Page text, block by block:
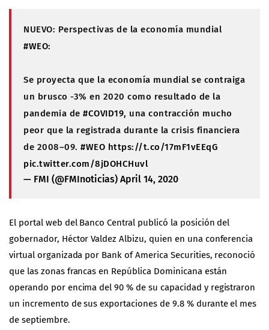
NUEVO: Perspectivas de la economía mundial
#WEO:
Se proyecta que la economía mundial se contraiga
un brusco -3% en 2020 como resultado de la
pandemia de #COVID19, una contracción mucho
peor que la registrada durante la crisis financiera
de 2008–09. #WEO https://t.co/17mF1vEEqG
pic.twitter.com/8jDOHCHuvl
— FMI (@FMInoticias)April 14, 2020
El portal web del Banco Central publicó la posición del
gobernador, Héctor Valdez Albizu, quien en una conferencia
virtual organizada por Bank of America Securities, reconoció
que las zonas francas en República Dominicana están
operando por encima del 90 % de su capacidad y registraron
un incremento de sus exportaciones de 9.8 % durante el mes
de septiembre.